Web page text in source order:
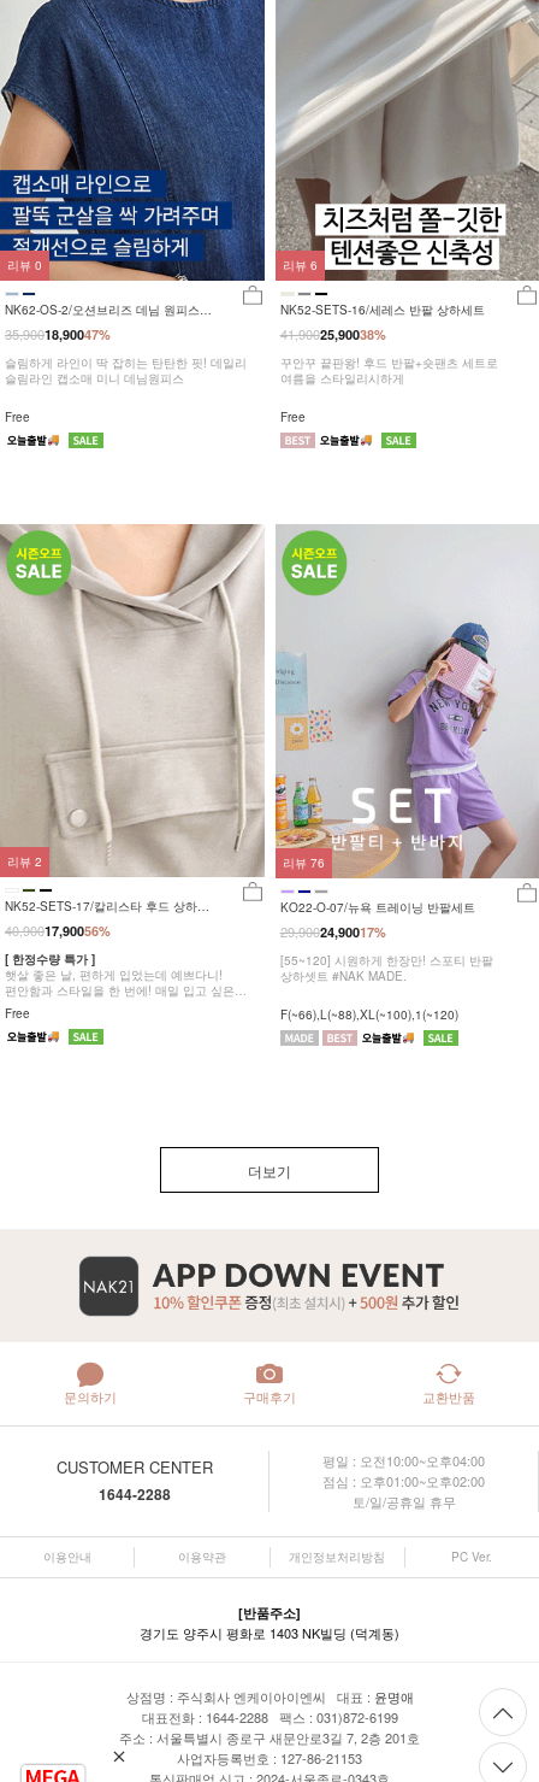
NK62-OS-2/오션브리즈 데님 원피스
_JY
47%
35,90018,900
슬림하게 라인이 딱 잡히는 탄탄한 핏! 데일리
슬림라인 캡소매 미니 데님원피스
Free
리뷰 0
NK52-SETS-16/세레스 반팔 상하세트
38%
41,90025,900
꾸안꾸 끝판왕! 후드 반팔+숏팬츠 세트로
여름을 스타일리시하게
Free
리뷰 6
NK52-SETS-17/칼리스타 후드 상하세
트_DY
56%
40,90017,900
[ 한정수량 특가 ]
햇살 좋은 날, 편하게 입었는데 예쁘다니!
편안함과 스타일을 한 번에! 매일 입고 싶은
썸머 셋업!
Free
리뷰 2
KO22-O-07/뉴욕 트레이닝 반팔세트
17%
29,90024,900
[55~120] 시원하게 한장만! 스포티 반팔
상하셋트 #NAK MADE.
F(~66),L(~88),XL(~100),1(~120)
리뷰 76
더보기
문의하기 구매후기 교환반품
CUSTOMER CENTER
1644-2288
평일 : 오전10:00~오후04:00
점심 : 오후01:00~오후02:00
토/일/공휴일 휴무
이용안내 이용약관 개인정보처리방침 PC Ver.
[반품주소]
경기도 양주시 평화로 1403 NK빌딩 (덕계동)
상점명 : 주식회사 엔케이아이엔씨 대표 : 윤명애
대표전화 : 1644-2288 팩스 : 031)872-6199
주소 : 서울특별시 종로구 새문안로3길 7, 2층 201호
사업자등록번호 : 127-86-21153
통신판매업 신고 : 2024-서울종로-0343호